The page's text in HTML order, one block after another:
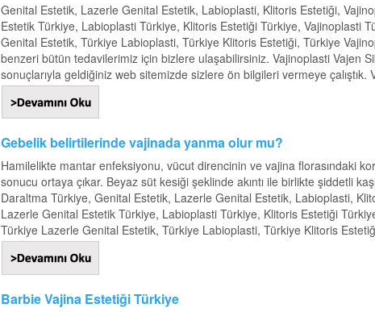
Genital Estetik, Lazerle Genital Estetik, Labioplasti, Klitoris Estetiği,
Estetik Türkiye, Labioplasti Türkiye, Klitoris Estetiği Türkiye, Vajinoplasti
Genital Estetik, Türkiye Labioplasti, Türkiye Klitoris Estetiği, Türkiye
benzeri bütün tedavilerimiz için bizlere ulaşabilirsiniz. Vajinoplasti Vajen
sonuçlarıyla geldiğiniz web sitemizde sizlere ön bilgileri vermeye çalıştık.
Gebelik belirtilerinde vajinada yanma olur mu?
Hamilelikte mantar enfeksiyonu, vücut direncinin ve vajina florasındaki
sonucu ortaya çıkar. Beyaz süt kesiği şeklinde akıntı ile birlikte şiddetli
Daraltma Türkiye, Genital Estetik, Lazerle Genital Estetik, Labioplasti,
Lazerle Genital Estetik Türkiye, Labioplasti Türkiye, Klitoris Estetiği
Türkiye Lazerle Genital Estetik, Türkiye Labioplasti, Türkiye Klitoris
Barbie Vajina Estetiği Türkiye